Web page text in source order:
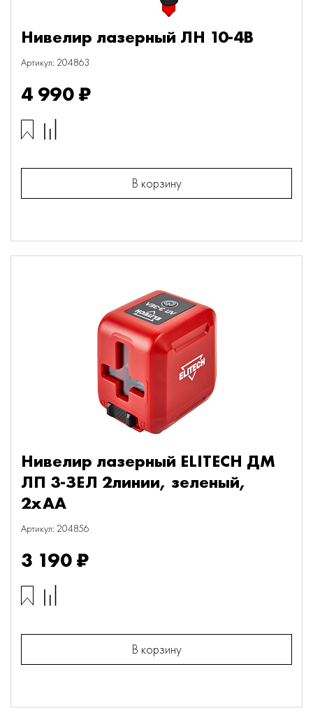
Нивелир лазерный ЛН 10-4В
Артикул: 204863
4 990 ₽
В корзину
Нивелир лазерный ELITECH ДМ
ЛП 3-ЗЕЛ 2линии, зеленый,
2хАА
Артикул: 204856
3 190 ₽
В корзину